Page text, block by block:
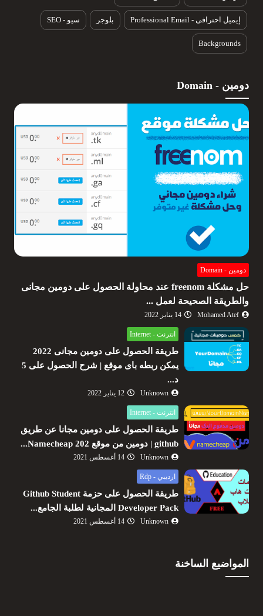
إيميل احترافى - Professional Email بلوجر سيو - SEO
Backgrounds
دومين - Domain
دومين - Domain
حل مشكلة freenom عند محاولة الحصول على دومين مجانى
والطريقة الصحيحة لعمل ...
Mohamed Atef 14 يناير 2022
انترنت - Internet
طريقة الحصول على دومين مجانى 2022
يمكن ربطه باى موقع | شرح الحصول على 5
د...
Unknown 12 يناير 2022
انترنت - Internet
طريقة الحصول على دومين مجانا عن طريق
github | دومين من موقع Namecheap 202...
Unknown 14 أغسطس 2021
ارديبي - Rdp
طريقة الحصول على حزمة Github Student
Developer Pack المجانية لطلبة الجامع...
Unknown 14 أغسطس 2021
المواضيع الساخنة